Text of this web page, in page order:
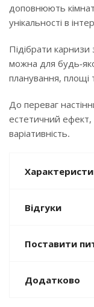
доповнюють
унікальності в
Підібрати карнизи
можна для будь-
планування, площі
До переваг
естетичний ефект,
варіативність.
Відгуки
Поставити
Додатково